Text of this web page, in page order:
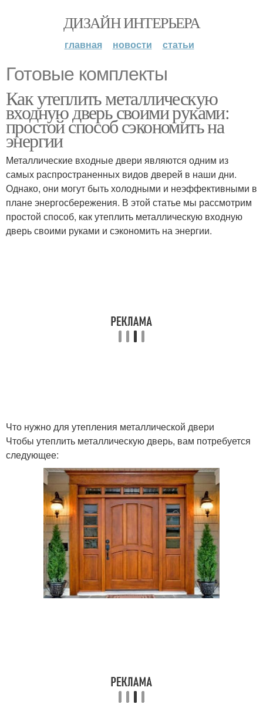
ДИЗАЙН ИНТЕРЬЕРА
главная новости статьи
Готовые комплекты
Как утеплить металлическую
входную дверь своими руками:
простой способ сэкономить на
энергии
Металлические входные двери являются одним из
самых распространенных видов дверей в наши дни.
Однако, они могут быть холодными и неэффективными в
плане энергосбережения. В этой статье мы рассмотрим
простой способ, как утеплить металлическую входную
дверь своими руками и сэкономить на энергии.
Что нужно для утепления металлической двери
Чтобы утеплить металлическую дверь, вам потребуется
следующее: